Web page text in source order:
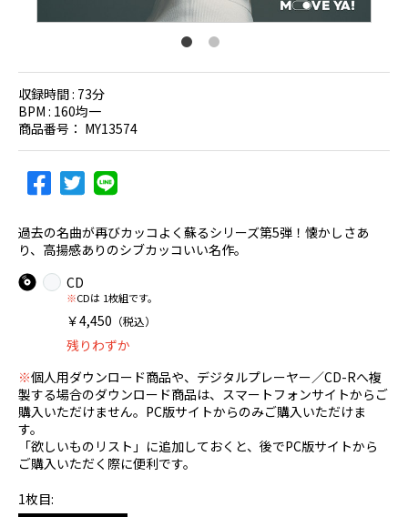
収録時間 : 73分
BPM : 160均一
商品番号： MY13574
過去の名曲が再びカッコよく蘇るシリーズ第5弾！懐かしさあ
り、高揚感ありのシブカッコいい名作。
CD
※CDは 1枚組です。
￥4,450 （税込）
残りわずか
※個人用ダウンロード商品や、デジタルプレーヤー／CD-Rへ複
製する場合のダウンロード商品は、スマートフォンサイトからご
購入いただけません。PC版サイトからのみご購入いただけま
す。
「欲しいものリスト」に追加しておくと、後でPC版サイトから
ご購入いただく際に便利です。
1枚目: